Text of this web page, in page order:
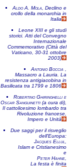
Aldo A. Mola
Declino e
crollo della monarchia in
Italia
Leone XIII e gli studi
storici. Atti del Convegno
Internazionale
Commemorativo (Città del
Vaticano, 30-31 ottobre
2003)
Antonio Boccia
Massacro a Lauria. La
resistenza antigiacobina in
Basilicata tra 1799 e 1806
Robertino Ghiringhelli e
Oscar Sanguinetti (a cura di),
Il cattolicesimo lombardo tra
Rivoluzione francese,
Impero e Unità
Due saggi per il risveglio
dell'Europa:
Jacques Ellul
Islam e Cristianesimo
e
Peter Hahne
La festa è finita